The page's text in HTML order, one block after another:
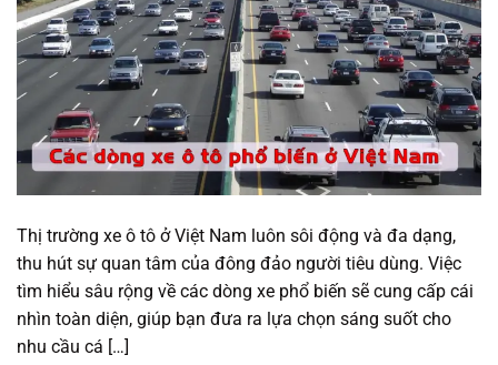
Thị trường xe ô tô ở Việt Nam luôn sôi động và đa dạng,
thu hút sự quan tâm của đông đảo người tiêu dùng. Việc
tìm hiểu sâu rộng về các dòng xe phổ biến sẽ cung cấp cái
nhìn toàn diện, giúp bạn đưa ra lựa chọn sáng suốt cho
nhu cầu cá […]